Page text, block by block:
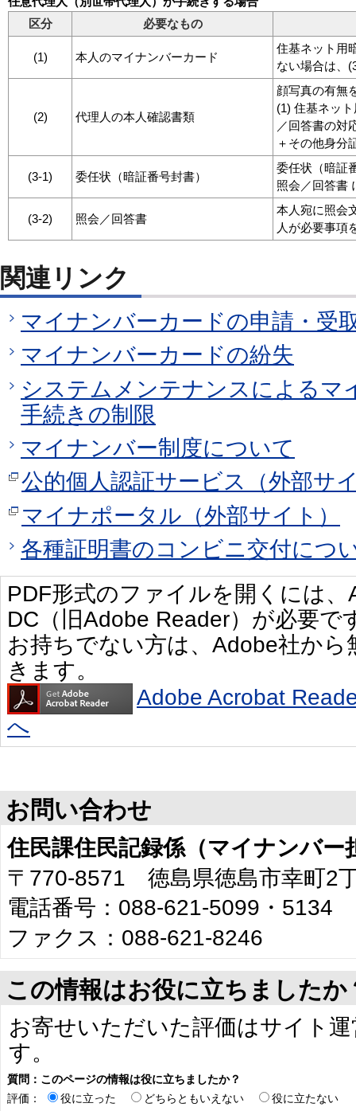
区分
必要なもの
(1) 本人のマイナンバーカード
住基ネット用
ない場合は、
(2) 代理人の本人確認書類
顔写真の有無
(1) 住基ネッ
／回答書の対
＋その他身分
(3-1) 委任状（暗証番号封書）
委任状（暗証
照会／回答書
(3-2) 照会／回答書
本人宛に照会
人が必要事項
関連リンク
マイナンバーカードの申請・受
マイナンバーカードの紛失
システムメンテナンスによるマ
手続きの制限
マイナンバー制度について
公的個人認証サービス（外部サ
マイナポータル（外部サイト）
各種証明書のコンビニ交付につ
PDF形式のファイルを開くには
DC（旧Adobe Reader）が必要で
お持ちでない方は、Adobe社か
きます。
Adobe Acrobat
へ
お問い合わせ
住民課住民記録係（マイナンバー
〒770-8571 徳島県徳島市幸町2
電話番号：088-621-5099・5134
ファクス：088-621-8246
この情報はお役に立ちましたか
お寄せいただいた評価はサイト
す。
質問：このページの情報は役に立ちましたか？
評価：
役に立った どちらともいえない
役に立たない